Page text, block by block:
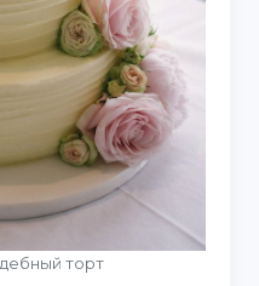
торт